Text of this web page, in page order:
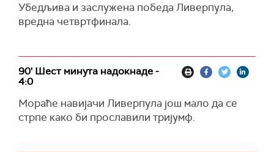
Убедљива и заслужена победа Ливерпула,
вредна четвртфинала.
90' Шест минута надокнаде -
4:0
Мораће навијачи Ливерпула још мало да се
стрпе како би прославили тријумф.